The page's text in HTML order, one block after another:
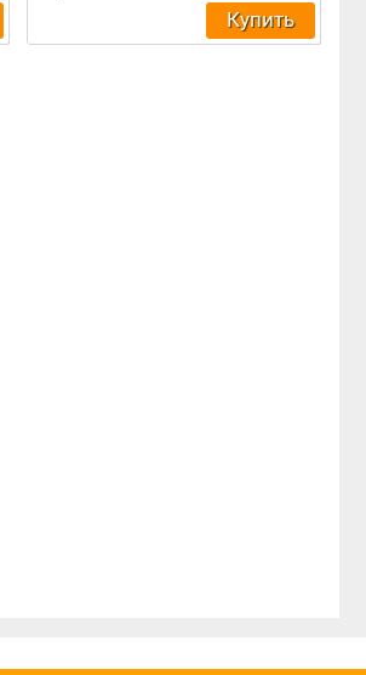
Купить